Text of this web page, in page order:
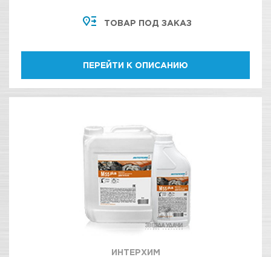
ДВИГАТЕЛЯ
ТОВАР ПОД ЗАКАЗ
ПЕРЕЙТИ К ОПИСАНИЮ
ИНТЕРХИМ